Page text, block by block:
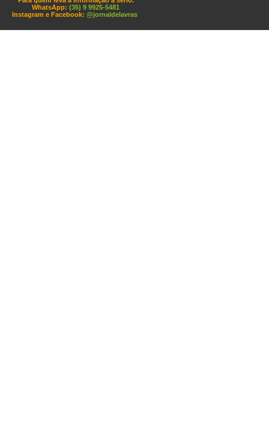
WhatsApp: (35) 9 9925-5481
Instagram e Facebook: @jornaldelavras